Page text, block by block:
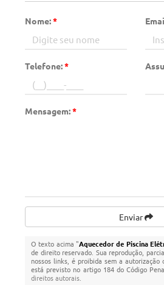
Nome:*
Telefone:*
Mensagem:*
Enviar
O texto acima "Aquecedor de Piscina
de direito reservado. Sua reprodução,
nossos links, é proibida sem a
está previsto no artigo 184 do Código
direitos autorais